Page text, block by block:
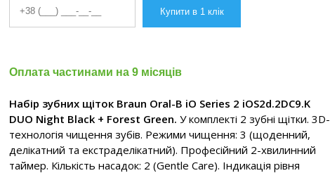
Оплата частинами на 9 місяців
Набір зубних щіток Braun Oral-B iO Series 2 iOS2d.2DC9.K
DUO Night Black + Forest Green. У комплекті 2 зубні щітки. 3D-
технологія чищення зубів. Режими чищення: 3 (щоденний,
делікатний та екстраделікатний). Професійний 2-хвилинний
таймер. Кількість насадок: 2 (Gentle Care). Індикація рівня